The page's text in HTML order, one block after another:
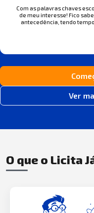
Com as palavras chaves
de meu interesse! Fico
antecedência, tendo
Ver
O que o Licita